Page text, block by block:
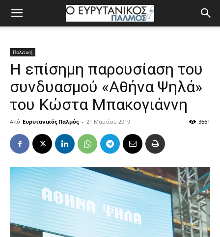
Πολιτική
Η επίσημη παρουσίαση του
συνδυασμού «Αθήνα Ψηλά»
του Κώστα Μπακογιάννη
Από Ευρυτανικός Παλμός - 21 Μαρτίου 2019 3661